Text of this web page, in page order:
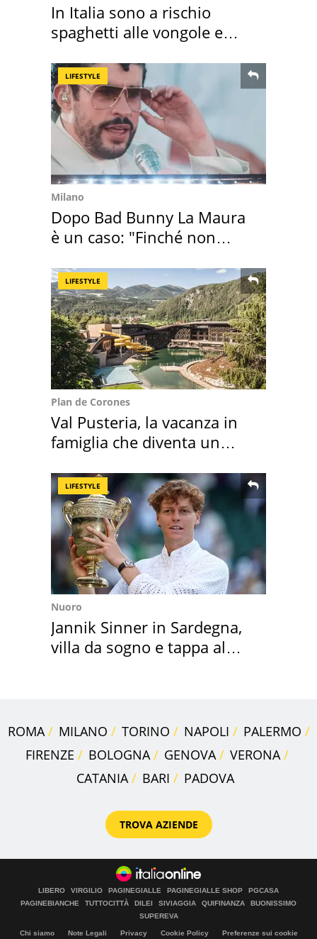
In Italia sono a rischio
spaghetti alle vongole e
LIFESTYLE
Milano
Dopo Bad Bunny La Maura
è un caso: "Finché non
LIFESTYLE
Plan de Corones
Val Pusteria, la vacanza in
famiglia che diventa un
LIFESTYLE
Nuoro
Jannik Sinner in Sardegna,
villa da sogno e tappa al
ROMA MILANO TORINO NAPOLI
PALERMO
FIRENZE
BOLOGNA GENOVA
VERONA
CATANIA
BARI PADOVA
TROVA AZIENDE
LIBERO VIRGILIO PAGINEGIALLE PAGINEGIALLE SHOP
PGCASA
PAGINEBIANCHE
TUTTOCITTÀ DILEI SIVIAGGIA QUIFINANZA
BUONISSIMO
SUPEREVA
Chi siamo Note Legali Privacy Cookie Policy
Preferenze sui cookie